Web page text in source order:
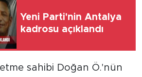
Yeni Parti'nin Antalya
kadrosu açıklandı
sahibi Doğan Ö.'nün